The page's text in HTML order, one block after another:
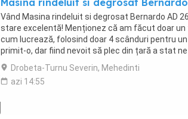
Masina rindeluit si degrosat
Vând Masina rindeluit si degrosat Bernardo AD
stare excelentă! Menționez că am făcut doar
cum lucrează, folosind doar 4 scânduri pentru
primit-o, dar fiind nevoit să plec din țară a stat
cumpărat-o. După cum ...
Drobeta-Turnu Severin, Mehedinti
azi 14:55